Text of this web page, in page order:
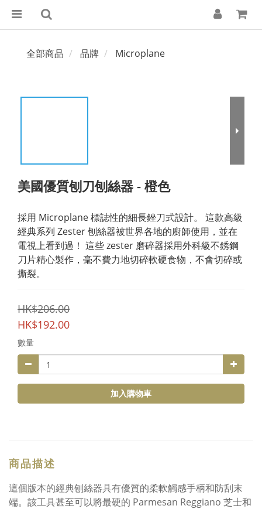
全部商品 品牌 Microplane
美國優質刨刀刨絲器 - 橙色
採用 Microplane 標誌性的細長銼刀式設計。 這款高級
經典系列 Zester 刨絲器被世界各地的廚師使用，並在
電視上看到過！ 這些 zester 磨碎器採用外科級不銹鋼
刀片精心製作，毫不費力地切碎軟硬食物，不會切碎或
撕裂。
HK$206.00
HK$192.00
數量
加入購物車
商品描述
這個版本的經典刨絲器具有優質的柔軟觸感手柄和防刮末
端。該工具甚至可以將最硬的 Parmesan Reggiano 芝士和